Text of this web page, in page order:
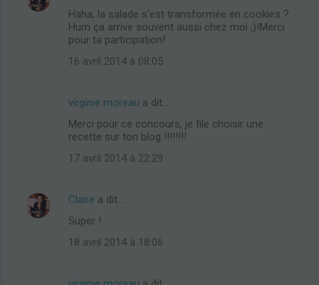
Haha, la salade s'est transformée en cookies ?
Hum ça arrive souvent aussi chez moi ;)!Merci
pour ta participation!
16 avril 2014 à 08:05
virginie moreau a dit…
Merci pour ce concours, je file choisir une
recette sur ton blog !!!!!!!!
17 avril 2014 à 22:29
Claire a dit…
Super !
18 avril 2014 à 18:06